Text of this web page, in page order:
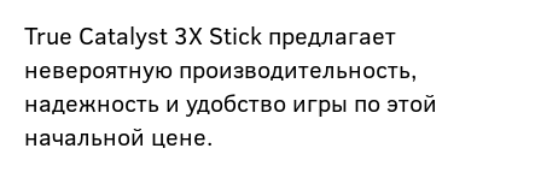
True Catalyst 3X Stick предлагает
невероятную производительность,
надежность и удобство игры по этой
начальной цене.